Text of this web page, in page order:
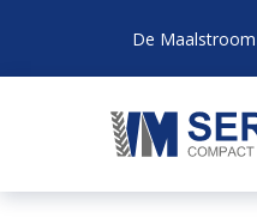
De